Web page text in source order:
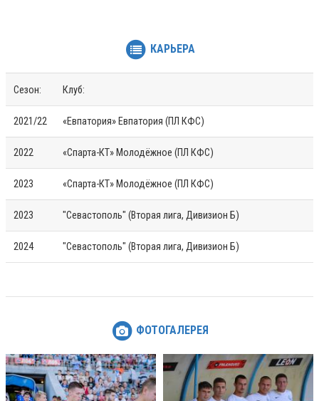
КАРЬЕРА
Сезон: Клуб:
2021/22 «Евпатория» Евпатория (ПЛ КФС)
2022 «Спарта-КТ» Молодёжное (ПЛ КФС)
2023 «Спарта-КТ» Молодёжное (ПЛ КФС)
2023 "Севастополь" (Вторая лига, Дивизион Б)
2024 "Севастополь" (Вторая лига, Дивизион Б)
ФОТОГАЛЕРЕЯ